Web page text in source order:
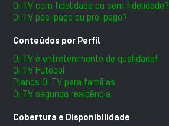
Oi TV com fidelidade ou sem fidelidade?
Oi TV pós-pago ou pré-pago?
Conteúdos por Perfil
Oi TV é entretenimento de qualidade!
Oi TV Futebol
Planos Oi TV para famílias
Oi TV segunda residência
Cobertura e Disponibilidade